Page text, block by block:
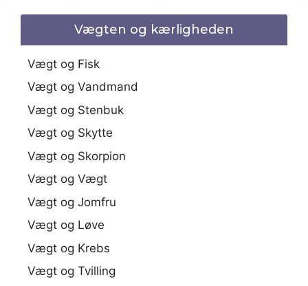
Vægten og kærligheden
Vægt og Fisk
Vægt og Vandmand
Vægt og Stenbuk
Vægt og Skytte
Vægt og Skorpion
Vægt og Vægt
Vægt og Jomfru
Vægt og Løve
Vægt og Krebs
Vægt og Tvilling